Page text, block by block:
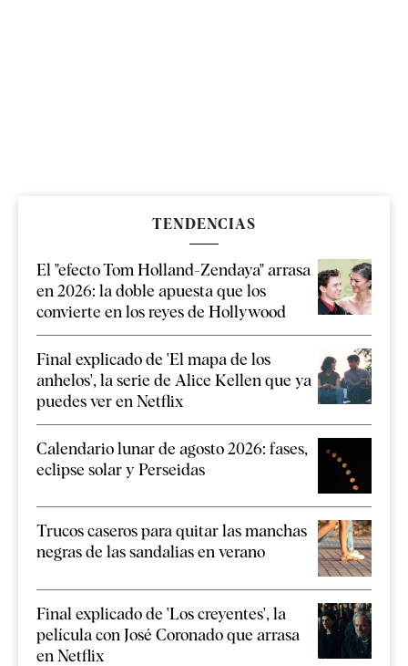
TENDENCIAS
El "efecto Tom Holland-Zendaya" arrasa
en 2026: la doble apuesta que los
convierte en los reyes de Hollywood
Final explicado de 'El mapa de los
anhelos', la serie de Alice Kellen que ya
puedes ver en Netflix
Calendario lunar de agosto 2026: fases,
eclipse solar y Perseidas
Trucos caseros para quitar las manchas
negras de las sandalias en verano
Final explicado de 'Los creyentes', la
película con José Coronado que arrasa
en Netflix